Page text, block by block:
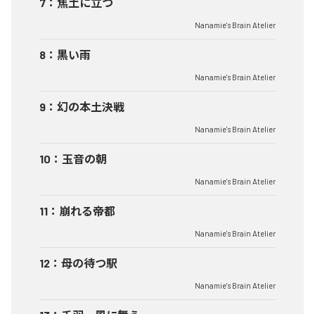
Nanamie's Brain Atelier
8 ： 黒い雨
Nanamie's Brain Atelier
9 ： 幻の本土決戦
Nanamie's Brain Atelier
10 ： 玉音の朝
Nanamie's Brain Atelier
11 ： 崩れる帝都
Nanamie's Brain Atelier
12 ： 母の待つ駅
Nanamie's Brain Atelier